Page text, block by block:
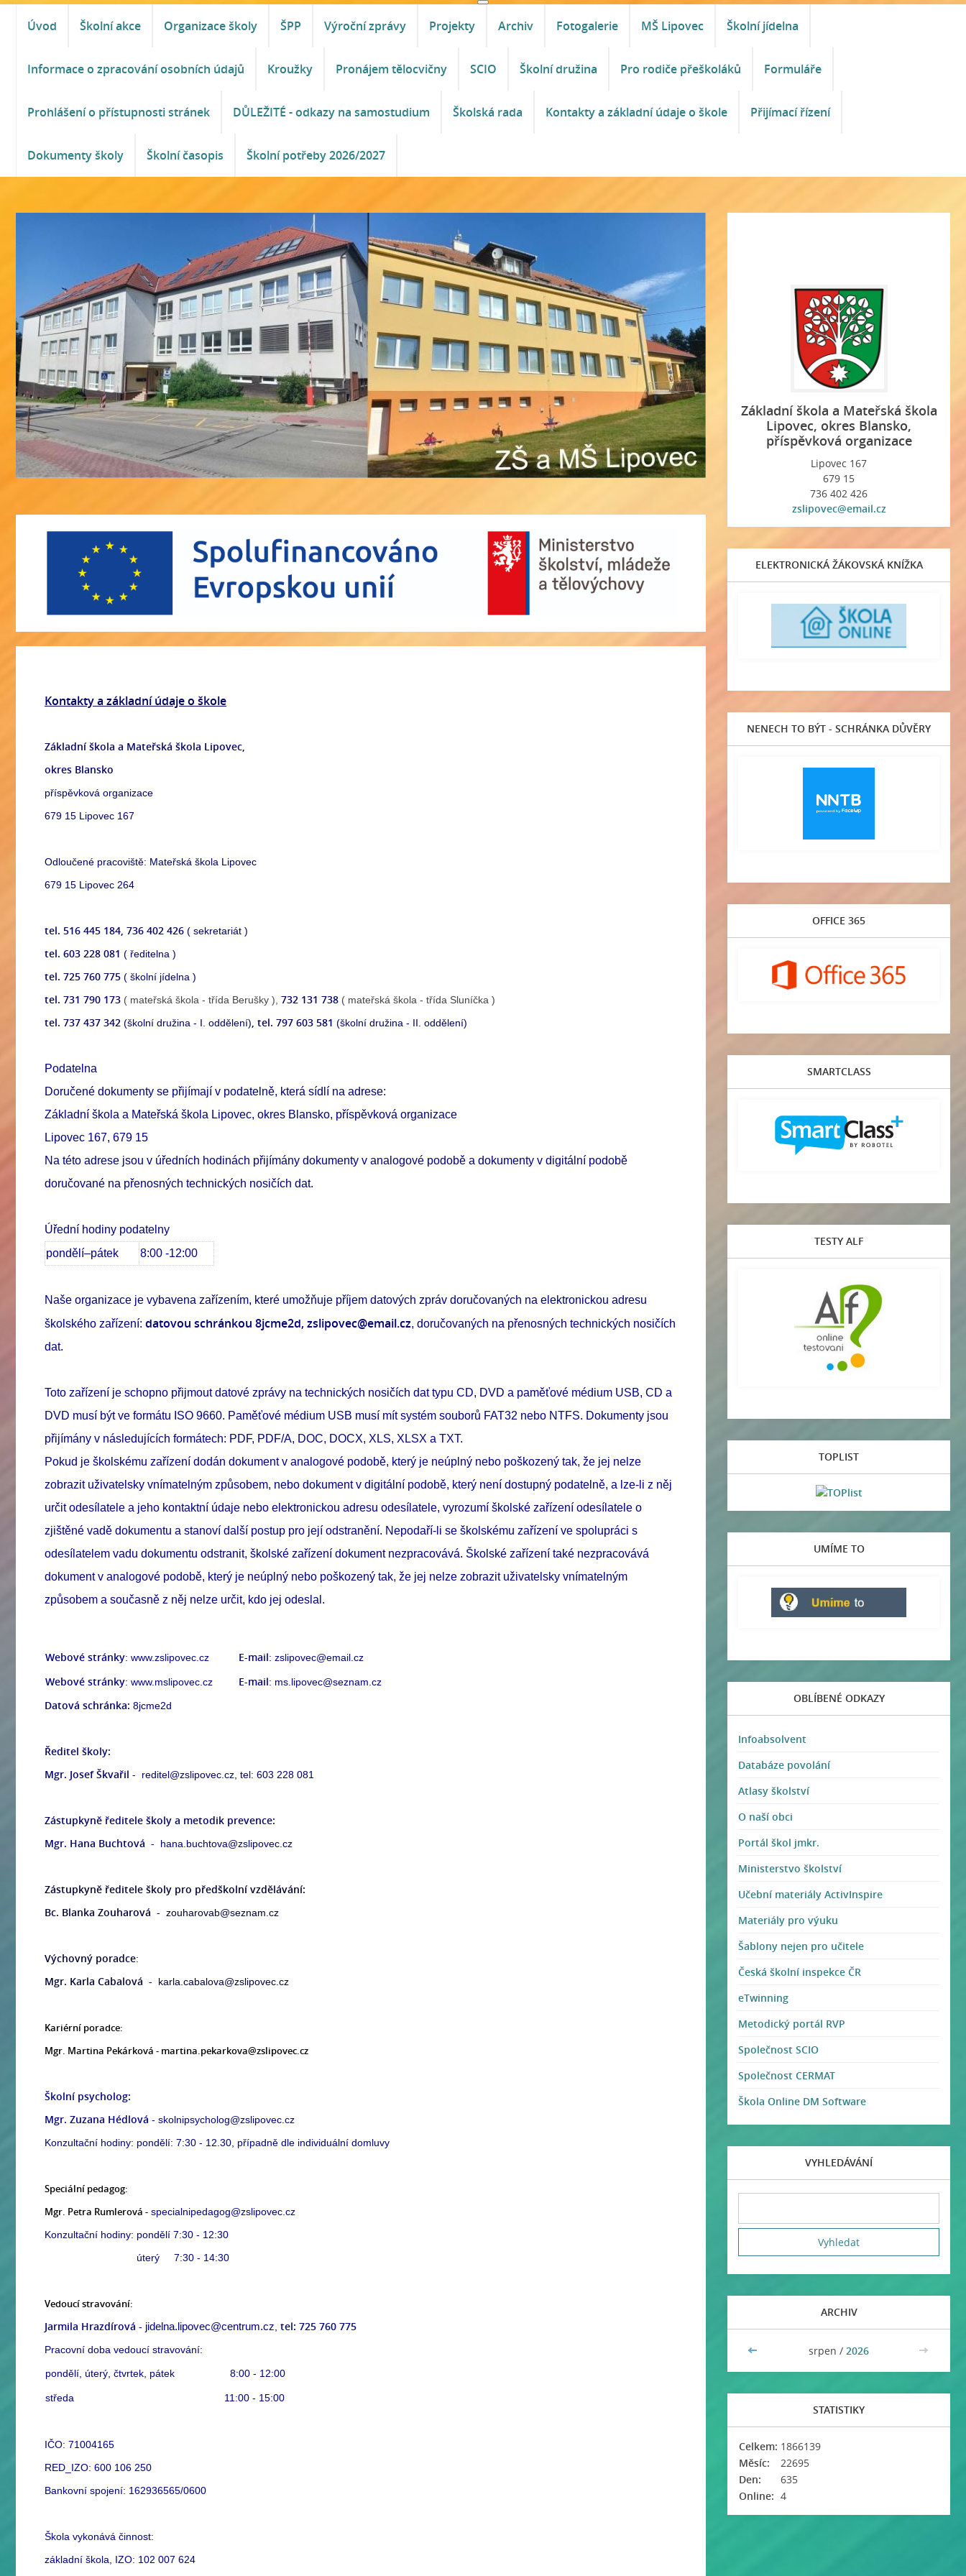
Úvod Školní akce Organizace školy ŠPP Výroční zprávy Projekty Archiv Fotogalerie MŠ Lipovec Školní jídelna
Informace o zpracování osobních údajů Kroužky Pronájem tělocvičny SCIO Školní družina Pro rodiče přeškoláků Formuláře
Prohlášení o přístupnosti stránek DŮLEŽITÉ - odkazy na samostudium Školská rada Kontakty a základní údaje o škole Přijímací řízení
Dokumenty školy Školní časopis Školní potřeby 2026/2027
Kontakty a základní údaje o škole
Základní škola a Mateřská škola Lipovec,
okres Blansko
příspěvková organizace
679 15 Lipovec 167
Odloučené pracoviště: Mateřská škola Lipovec
679 15 Lipovec 264
tel. 516 445 184, 736 402 426 ( sekretariát )
tel. 603 228 081 ( ředitelna )
tel. 725 760 775 ( školní jídelna )
tel. 731 790 173 ( mateřská škola - třída Berušky ), 732 131 738 ( mateřská škola - třída Sluníčka )
tel. 737 437 342 (školní družina - I. oddělení), tel. 797 603 581 (školní družina - II. oddělení)
Podatelna
Doručené dokumenty se přijímají v podatelně, která sídlí na adrese:
Základní škola a Mateřská škola Lipovec, okres Blansko, příspěvková organizace
Lipovec 167, 679 15
Na této adrese jsou v úředních hodinách přijímány dokumenty v analogové podobě a dokumenty v digitální podobě
doručované na přenosných technických nosičích dat.
Úřední hodiny podatelny
pondělí–pátek
8:00 -12:00
Naše organizace je vybavena zařízením, které umožňuje příjem datových zpráv doručovaných na elektronickou adresu
školského zařízení: datovou schránkou 8jcme2d, zslipovec@email.cz, doručovaných na přenosných technických nosičích
dat.
Toto zařízení je schopno přijmout datové zprávy na technických nosičích dat typu CD, DVD a paměťové médium USB, CD a
DVD musí být ve formátu ISO 9660. Paměťové médium USB musí mít systém souborů FAT32 nebo NTFS. Dokumenty jsou
přijímány v následujících formátech: PDF, PDF/A, DOC, DOCX, XLS, XLSX a TXT.
Pokud je školskému zařízení dodán dokument v analogové podobě, který je neúplný nebo poškozený tak, že jej nelze
zobrazit uživatelsky vnímatelným způsobem, nebo dokument v digitální podobě, který není dostupný podatelně, a lze-li z něj
určit odesílatele a jeho kontaktní údaje nebo elektronickou adresu odesílatele, vyrozumí školské zařízení odesílatele o
zjištěné vadě dokumentu a stanoví další postup pro její odstranění. Nepodaří-li se školskému zařízení ve spolupráci s
odesílatelem vadu dokumentu odstranit, školské zařízení dokument nezpracovává. Školské zařízení také nezpracovává
dokument v analogové podobě, který je neúplný nebo poškozený tak, že jej nelze zobrazit uživatelsky vnímatelným
způsobem a současně z něj nelze určit, kdo jej odeslal.
Webové stránky: www.zslipovec.cz E-mail: zslipovec@email.cz
Webové stránky: www.mslipovec.cz E-mail: ms.lipovec@seznam.cz
Datová schránka: 8jcme2d
Ředitel školy:
Mgr. Josef Škvařil -
reditel@zslipovec.cz, tel: 603 228 081
Zástupkyně ředitele školy a metodik prevence:
Mgr. Hana Buchtová -
hana.buchtova@zslipovec.cz
Zástupkyně ředitele školy pro předškolní vzdělávání:
Bc. Blanka Zouharová - zouharovab@seznam.cz
Výchovný poradce:
Mgr. Karla Cabalová - karla.cabalova@zslipovec.cz
Kariérní poradce:
Mgr. Martina Pekárková - martina.pekarkova@zslipovec.cz
Školní psycholog:
Mgr. Zuzana Hédlová - skolnipsycholog@zslipovec.cz
Konzultační hodiny: pondělí: 7:30 - 12.30, případně dle individuální domluvy
Speciální pedagog:
Mgr. Petra Rumlerová - specialnipedagog@zslipovec.cz
Konzultační hodiny: pondělí 7:30 - 12:30
úterý 7:30 - 14:30
Vedoucí stravování:
Jarmila Hrazdírová - jidelna.lipovec@centrum.cz, tel: 725 760 775
Pracovní doba vedoucí stravování:
pondělí, úterý, čtvrtek, pátek 8:00 - 12:00
středa 11:00 - 15:00
IČO: 71004165
RED_IZO: 600 106 250
Bankovní spojení: 162936565/0600
Škola vykonává činnost:
základní škola, IZO: 102 007 624
Základní škola a Mateřská škola
Lipovec, okres Blansko,
příspěvková organizace
Lipovec 167
679 15
736 402 426
zslipovec@email.cz
ELEKTRONICKÁ ŽÁKOVSKÁ KNÍŽKA
NENECH TO BÝT - SCHRÁNKA DŮVĚRY
OFFICE 365
SMARTCLASS
TESTY ALF
TOPLIST
UMÍME TO
OBLÍBENÉ ODKAZY
Infoabsolvent
Databáze povolání
Atlasy školství
O naší obci
Portál škol jmkr.
Ministerstvo školství
Učební materiály ActivInspire
Materiály pro výuku
Šablony nejen pro učitele
Česká školní inspekce ČR
eTwinning
Metodický portál RVP
Společnost SCIO
Společnost CERMAT
Škola Online DM Software
VYHLEDÁVÁNÍ
ARCHIV
<< srpen / 2026 >>
STATISTIKY
Online: 4
Celkem: 1866139
Měsíc:
22695
Den:
635